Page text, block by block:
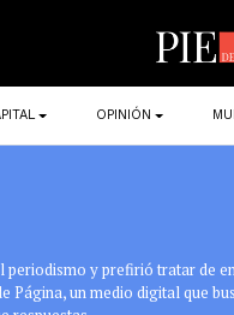
OPINIÓN
y prefirió tratar de
Página, un medio digital que